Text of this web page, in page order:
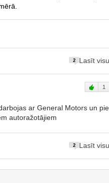
2 Lasīt
1
ar General Motors un
autoražotājiem
2 Lasīt